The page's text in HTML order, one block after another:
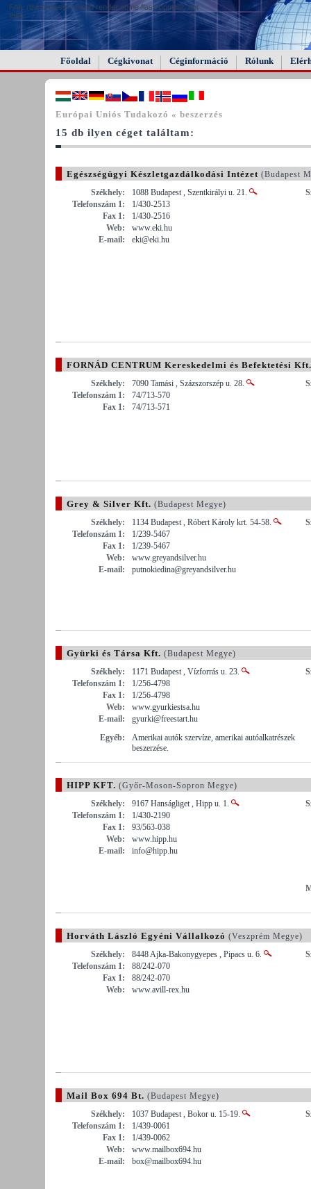
FAIL (the browser should render some flash content, not
this).
Főoldal Cégkivonat Céginformáció Rólunk
Európai Uniós Tudakozó « beszerzés
15 db ilyen céget találtam:
Egészségügyi Készletgazdálkodási Intézet (Budapest
Székhely:
1088 Budapest , Szentkirályi u. 21.
Telefonszám 1:
1/430-2513
Fax 1:
1/430-2516
Web:
www.eki.hu
E-mail:
eki@eki.hu
FORNÁD CENTRUM Kereskedelmi és Befektetési Kft.
Székhely:
7090 Tamási , Százszorszép u. 28.
Telefonszám 1:
74/713-570
Fax 1:
74/713-571
Grey & Silver Kft. (Budapest Megye)
Székhely:
1134 Budapest , Róbert Károly krt. 54-58.
Telefonszám 1:
1/239-5467
Fax 1:
1/239-5467
Web:
www.greyandsilver.hu
E-mail:
putnokiedina@greyandsilver.hu
Gyürki és Társa Kft. (Budapest Megye)
Székhely:
1171 Budapest , Vízforrás u. 23.
Telefonszám 1:
1/256-4798
Fax 1:
1/256-4798
Web:
www.gyurkiestsa.hu
E-mail:
gyurki@freestart.hu
Egyéb:
Amerikai autók szervíze, amerikai autóalkatrészek
beszerzése.
HIPP KFT. (Győr-Moson-Sopron Megye)
Székhely:
9167 Hanságliget , Hipp u. 1.
Telefonszám 1:
1/430-2190
Fax 1:
93/563-038
Web:
www.hipp.hu
E-mail:
info@hipp.hu
Horváth László Egyéni Vállalkozó (Veszprém Megye)
Székhely:
8448 Ajka-Bakonygyepes , Pipacs u. 6.
Telefonszám 1:
88/242-070
Fax 1:
88/242-070
Web:
www.avill-rex.hu
Mail Box 694 Bt. (Budapest Megye)
Székhely:
1037 Budapest , Bokor u. 15-19.
Telefonszám 1:
1/439-0061
Fax 1:
1/439-0062
Web:
www.mailbox694.hu
E-mail:
box@mailbox694.hu